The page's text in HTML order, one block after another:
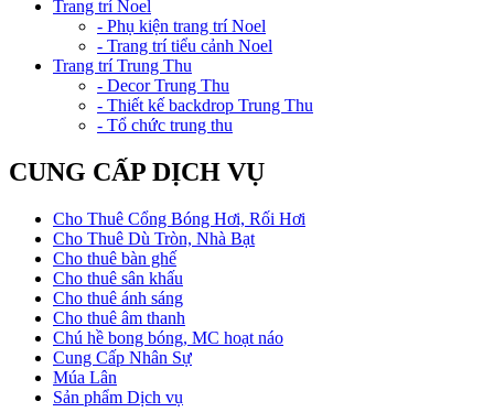
Trang trí Noel
- Phụ kiện trang trí Noel
- Trang trí tiểu cảnh Noel
Trang trí Trung Thu
- Decor Trung Thu
- Thiết kế backdrop Trung Thu
- Tổ chức trung thu
CUNG CẤP DỊCH VỤ
Cho Thuê Cổng Bóng Hơi, Rối Hơi
Cho Thuê Dù Tròn, Nhà Bạt
Cho thuê bàn ghế
Cho thuê sân khấu
Cho thuê ánh sáng
Cho thuê âm thanh
Chú hề bong bóng, MC hoạt náo
Cung Cấp Nhân Sự
Múa Lân
Sản phẩm Dịch vụ